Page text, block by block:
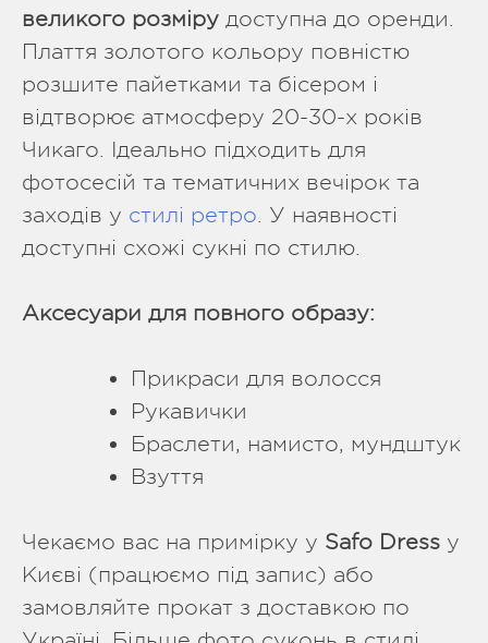
великого розміру доступна до оренди.
Плаття золотого кольору повністю
розшите пайетками та бісером і
відтворює атмосферу 20-30-х років
Чикаго. Ідеально підходить для
фотосесій та тематичних вечірок та
заходів у стилі ретро. У наявності
доступні схожі сукні по стилю.
Аксесуари для повного образу:
Прикраси для волосся
Рукавички
Браслети, намисто, мундштук
Взуття
Чекаємо вас на примірку у Safo Dress у
Києві (працюємо під запис) або
замовляйте прокат з доставкою по